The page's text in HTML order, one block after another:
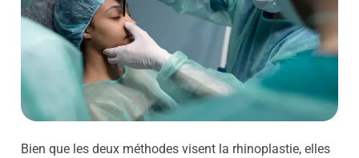
Bien que les deux méthodes visent la rhinoplastie, elles